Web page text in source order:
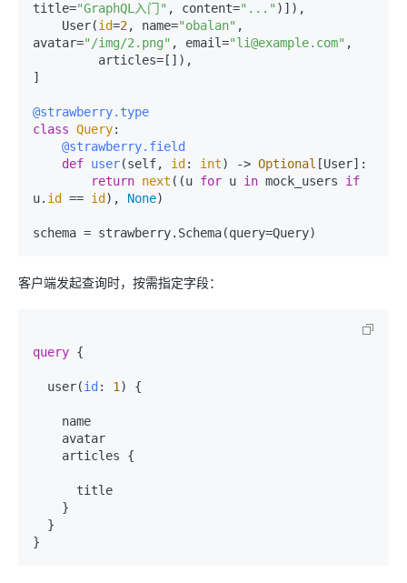
title="GraphQL入门" , content="..." )]),
    User(
id=2, name="obalan" ,
avatar="/img/2.png" , email="li@example.com" ,
]
@strawberry.type
class Query
    @strawberry.field
def user(self, id : int) -> Optional [User]:
return next ((u for u in mock_users if
u. id == id ), None)
客户端发起查询时，按需指定字段：
query {
  user
(id : 1 ) {
    articles
{
}
}
}